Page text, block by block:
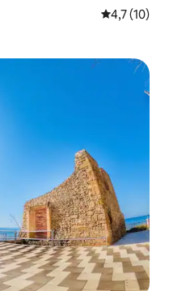
Nilai rata-
4,7 (10)